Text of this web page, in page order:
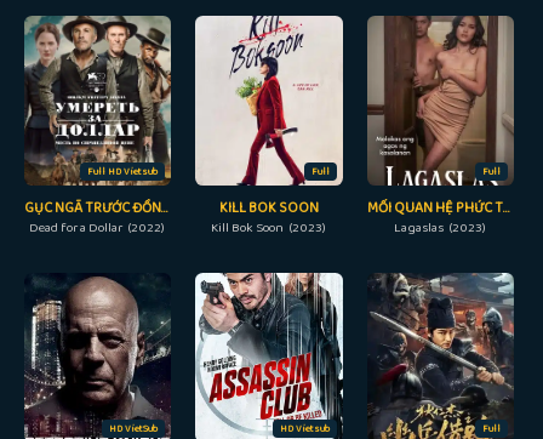
Full HD Vietsub
GỤC NGÃ TRƯỚC ĐỒNG TIỀN
Dead for a Dollar (2022)
Full
KILL BOK SOON
Kill Bok Soon (2023)
Full
MỐI QUAN HỆ PHỨC TẠP
Lagaslas (2023)
HD VietSub HD Vietsub Full